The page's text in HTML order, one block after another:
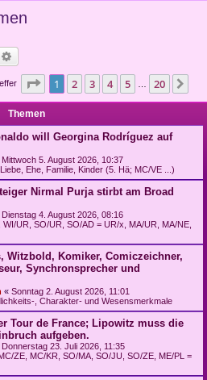
Seite 1von 20
1 2 3 4 5 20
Themen
will Georgina Rodríguez auf
Mittwoch 5. August 2026, 10:37
Ehe, Familie, Kinder (5. Hä; MC/VE ...)
Nirmal Purja stirbt am Broad
Dienstag 4. August 2026, 08:16
WI/UR, SO/UR, SO/AD = UR/x, MA/UR, MA/NE,
Witzbold, Komiker, Comiczeichner,
Synchronsprecher und
« Sonntag 2. August 2026, 11:01
, Charakter- und Wesensmerkmale
Tour de France; Lipowitz muss die
aufgeben.
Donnerstag 23. Juli 2026, 11:35
ZE, MC/KR, SO/MA, SO/JU, SO/ZE, ME/PL =